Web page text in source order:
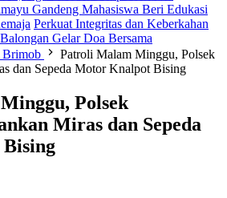
Gandeng Mahasiswa Beri Edukasi
Perkuat Integritas dan Keberkahan
Gelar Doa Bersama
Patroli Malam Minggu, Polsek
dan Sepeda Motor Knalpot Bising
Polsek
Miras dan Sepeda